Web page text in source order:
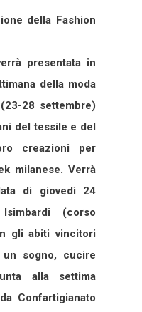
della Fashion
presentata in
della moda
28 settembre)
del tessile e del
creazioni per
milanese. Verrà
di giovedì 24
(corso
gli abiti vincitori
un sogno, cucire
alla settima
Confartigianato